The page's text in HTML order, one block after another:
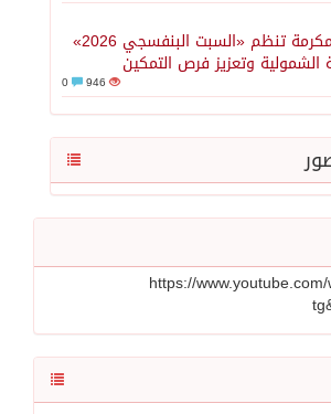
غرفة مكة المكرمة تنظم «السبت البنفسجي 2026»
الشمولية وتعزيز فرص التمكين
946
https://